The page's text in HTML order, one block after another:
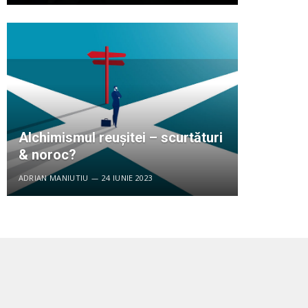
Alchimismul reușitei – scurtături
& noroc?
ADRIAN MANIUTIU 24 IUNIE 2023